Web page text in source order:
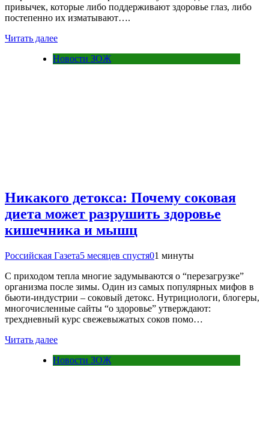
привычек, которые либо поддерживают здоровье глаз, либо
постепенно их изматывают….
Читать далее
Новости ЗОЖ
Никакого детокса: Почему соковая
диета может разрушить здоровье
кишечника и мышц
Российская Газета5 месяцев спустя01 минуты
С приходом тепла многие задумываются о “перезагрузке”
организма после зимы. Один из самых популярных мифов в
бьюти-индустрии – соковый детокс. Нутрициологи, блогеры,
многочисленные сайты “о здоровье” утверждают:
трехдневный курс свежевыжатых соков помо…
Читать далее
Новости ЗОЖ